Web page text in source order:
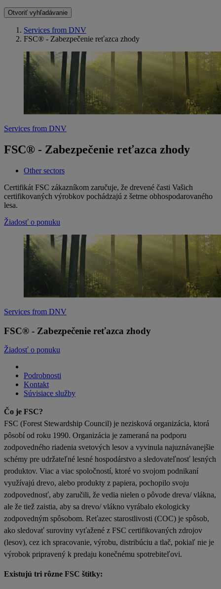
Otvoriť vyhľadávanie
Services from DNV
FSC® - Zabezpečenie reťazca zhody
Services from DNV
FSC® - Zabezpečenie reťazca zhody
Other sectors
Certifikát FSC zákazníkom zaručuje, že drevené časti Vašich
certifikovaných výrobkov pochádzajú z šetrne obhospodarovaného
lesa.
Žiadosť o ponuku
Services from DNV
FSC® - Zabezpečenie reťazca zhody
Žiadosť o ponuku
Podrobnosti
Kontakt
Súvisiace služby
Čo je FSC?
FSC (Forest Stewardship Council) je nezisková organizácia, ktorá
pôsobí od roku 1990. Organizácia je zameraná na podporu
zodpovedného riadenia svetových lesov a vyvinula najuznávanejšie
schémy pre udržateľné lesné hospodárstvo a sledovateľnosť lesných
produktov. Viac a viac spoločností, ktoré vo svojom podnikaní
využívajú drevo, alebo produkty z papiera, pochopilo svoju
zodpovednosť, aby zaručili, že vedia nielen o pôvode dreva/ vlákna,
ale že tiež zaistia, aby sa drevo/ vlákno vyrábalo ekologicky
zodpovedným spôsobom. Reťazec starostlivosti (COC) je spôsob,
ako sledovať suroviny vyťažené z FSC certifikovaných zdrojov
(lesov), cez ich spracovanie, výrobu, distribúciu a tlač, pokiaľ nie je
výrobok pripravený k predaju konečnému spotrebiteľovi.
Existujú tri rôzne FSC štítky: